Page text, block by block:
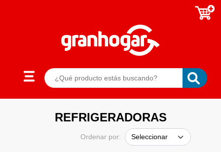
REFRIGERADORAS
Ordenar por: